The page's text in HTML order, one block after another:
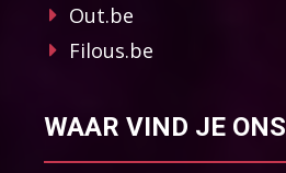
Out.be
Filous.be
WAAR VIND JE ONS